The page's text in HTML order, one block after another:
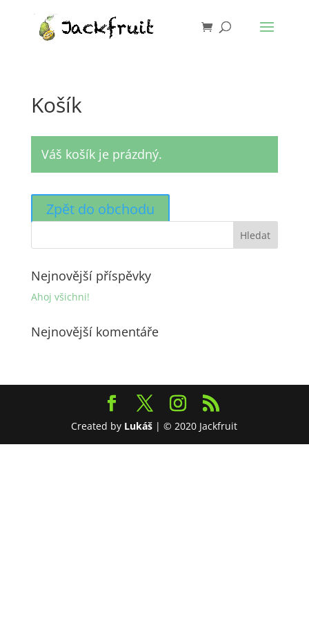
Košík
Váš košík je prázdný.
Zpět do obchodu
Nejnovější příspěvky
Ahoj všichni!
Nejnovější komentáře
Created by Lukáš | © 2020 Jackfruit